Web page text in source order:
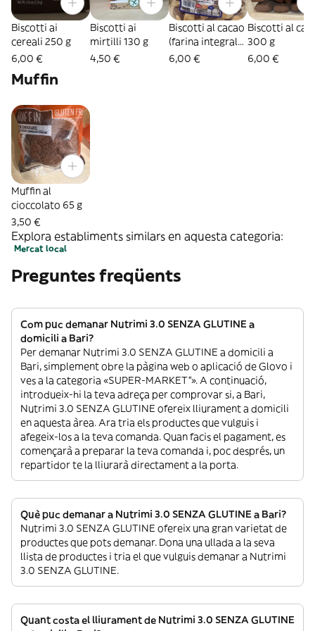
Biscotti ai
cereali 250 g
6,00 €
Biscotti ai
mirtilli 130 g
4,50 €
Biscotti al cacao
(farina integrale
di riso) 300 g
6,00 €
Biscotti al
300 g
6,00 €
Muffin
Muffin al
cioccolato 65 g
3,50 €
Explora establiments similars en aquesta categoria:
Mercat local
Preguntes freqüents
Com puc demanar Nutrimi 3.0 SENZA GLUTINE a
domicili a Bari?
Per demanar Nutrimi 3.0 SENZA GLUTINE a domicili a
Bari, simplement obre la pàgina web o aplicació de Glovo i
ves a la categoria «SUPER-MARKET”». A continuació,
introdueix-hi la teva adreça per comprovar si, a Bari,
Nutrimi 3.0 SENZA GLUTINE ofereix lliurament a domicili
en aquesta àrea. Ara tria els productes que vulguis i
afegeix-los a la teva comanda. Quan facis el pagament, es
començarà a preparar la teva comanda i, poc després, un
repartidor te la lliurarà directament a la porta.
Què puc demanar a Nutrimi 3.0 SENZA GLUTINE a Bari?
Nutrimi 3.0 SENZA GLUTINE ofereix una gran varietat de
productes que pots demanar. Dona una ullada a la seva
llista de productes i tria el que vulguis demanar a Nutrimi
3.0 SENZA GLUTINE.
Quant costa el lliurament de Nutrimi 3.0 SENZA GLUTINE